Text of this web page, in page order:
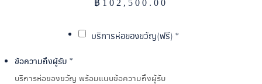
฿ 102,500.00
บริการห่อของขวัญ(ฟรี) *
ข้อความถึงผู้รับ *
บริการห่อของขวัญ พร้อมแนบข้อความถึงผู้รับ